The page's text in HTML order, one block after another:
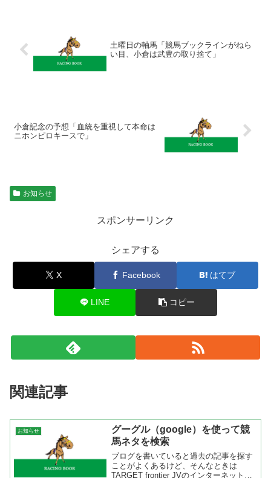
土曜日の軸馬「競馬ブックラインがねら
い目、小倉は武豊の取り捨て」
小倉記念の予想「血統を重視して本命は
ニホンピロキースで」
お知らせ
スポンサーリンク
シェアする
X Facebook はてブ
LINE コピー
関連記事
お知らせ
グーグル（google）を使って競
馬ネタを検索
ブログを書いていると過去の記事を探す
ことがよくあるけど、そんなときは
TARGET frontier JVのインターネットリ